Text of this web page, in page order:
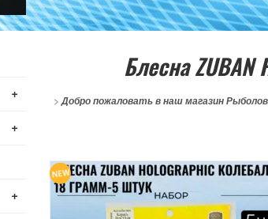
+
+
+
Блесна ZUBAN
>Добро пожаловать в наш магазин